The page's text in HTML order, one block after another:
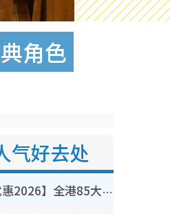
角色
气好去处
【8月生日优惠2026】全港85大食买玩著数攻略 自助餐/火锅放题同行免费＋诚品/DONKI送现金券